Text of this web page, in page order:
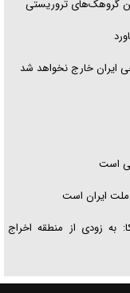
ایران خارج نخواهد شد
است
ملت ایران است
به زودی از منطقه اخراج